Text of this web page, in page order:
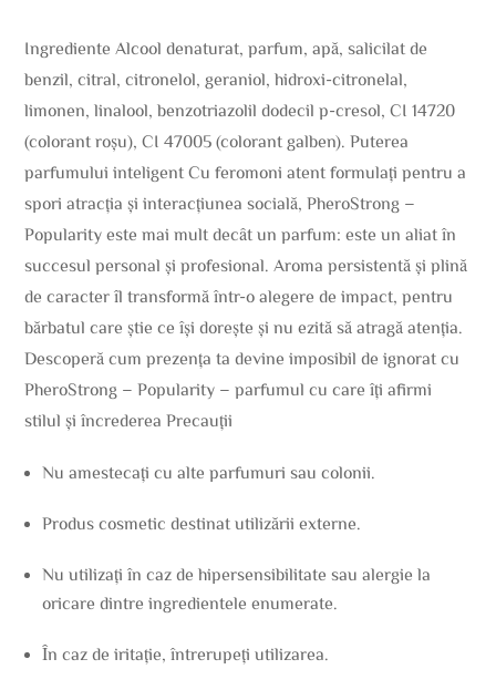
Ingrediente Alcool denaturat, parfum, apă, salicilat de
benzil, citral, citronelol, geraniol, hidroxi-citronelal,
limonen, linalool, benzotriazolil dodecil p-cresol, CI 14720
(colorant roșu), CI 47005 (colorant galben). Puterea
parfumului inteligent Cu feromoni atent formulați pentru a
spori atracția și interacțiunea socială, PheroStrong –
Popularity este mai mult decât un parfum: este un aliat în
succesul personal și profesional. Aroma persistentă și plină
de caracter îl transformă într-o alegere de impact, pentru
bărbatul care știe ce își dorește și nu ezită să atragă atenția.
Descoperă cum prezența ta devine imposibil de ignorat cu
PheroStrong – Popularity – parfumul cu care îți afirmi
stilul și încrederea Precauții
Nu amestecați cu alte parfumuri sau colonii.
Produs cosmetic destinat utilizării externe.
Nu utilizați în caz de hipersensibilitate sau alergie la
oricare dintre ingredientele enumerate.
În caz de iritație, întrerupeți utilizarea.